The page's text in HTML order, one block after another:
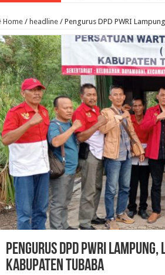
Home / headline / Pengurus DPD PWRI
Pengurus DPD PWRI
Kabupaten Tubaba